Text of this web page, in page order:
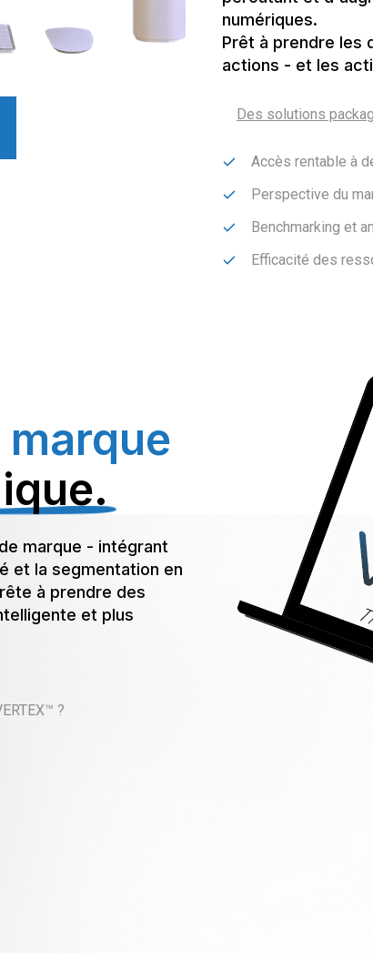
numériques.
Prêt à prendre les
actions - et les
Des solutions
Accès rentable à
Perspective du
Benchmarking et
Efficacité des
marque - intégrant
et la segmentation en
à prendre des
et plus
?